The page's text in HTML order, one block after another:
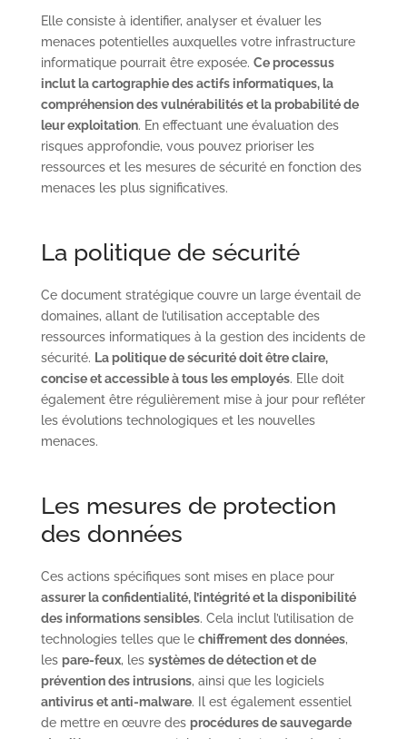
Elle consiste à identifier, analyser et évaluer les
menaces potentielles auxquelles votre infrastructure
informatique pourrait être exposée. Ce processus
inclut la cartographie des actifs informatiques, la
compréhension des vulnérabilités et la probabilité de
leur exploitation. En effectuant une évaluation des
risques approfondie, vous pouvez prioriser les
ressources et les mesures de sécurité en fonction des
menaces les plus significatives.
La politique de sécurité
Ce document stratégique couvre un large éventail de
domaines, allant de l’utilisation acceptable des
ressources informatiques à la gestion des incidents de
sécurité. La politique de sécurité doit être claire,
concise et accessible à tous les employés. Elle doit
également être régulièrement mise à jour pour refléter
les évolutions technologiques et les nouvelles
menaces.
Les mesures de protection
des données
Ces actions spécifiques sont mises en place pour
assurer la confidentialité, l’intégrité et la disponibilité
des informations sensibles. Cela inclut l’utilisation de
technologies telles que le chiffrement des données,
les pare-feux, les systèmes de détection et de
prévention des intrusions, ainsi que les logiciels
antivirus et anti-malware. Il est également essentiel
de mettre en œuvre des procédures de sauvegarde